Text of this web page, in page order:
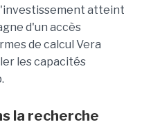
atteint
d'un accès
de calcul Vera
les capacités
la recherche